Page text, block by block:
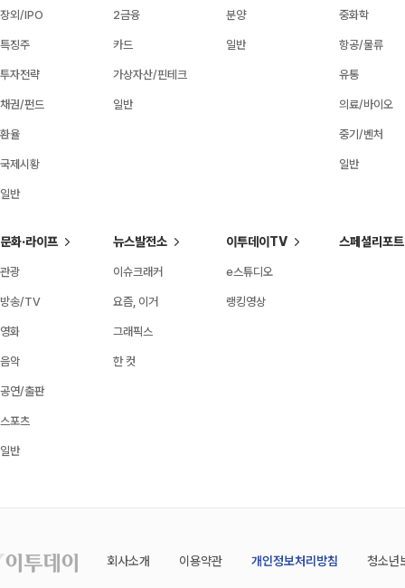
장외/IPO
특징주
투자전략
채권/펀드
환율
국제시황
일반
2금융
카드
가상자산/핀테크
일반
분양
일반
중화학
항공/물류
유통
의료/바이오
중기/벤처
일반
문화·라이프
관광
방송/TV
영화
음악
공연/출판
스포츠
일반
뉴스발전소
이슈크래커
요즘, 이거
그래픽스
한 컷
이투데이TV
e스튜디오
랭킹영상
스페셜리포트
회사소개 이용약관 개인정보처리방침 청소년